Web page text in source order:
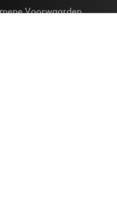
Voorwaarden